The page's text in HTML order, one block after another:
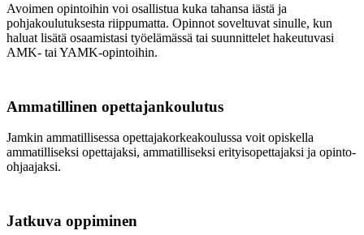
Avoimen opintoihin voi osallistua kuka tahansa iästä ja
pohjakoulutuksesta riippumatta. Opinnot soveltuvat sinulle, kun
haluat lisätä osaamistasi työelämässä tai suunnittelet hakeutuvasi
AMK- tai YAMK-opintoihin.
Ammatillinen opettajankoulutus
Jamkin ammatillisessa opettajakorkeakoulussa voit opiskella
ammatilliseksi opettajaksi, ammatilliseksi erityisopettajaksi ja opinto-
ohjaajaksi.
Jatkuva oppiminen